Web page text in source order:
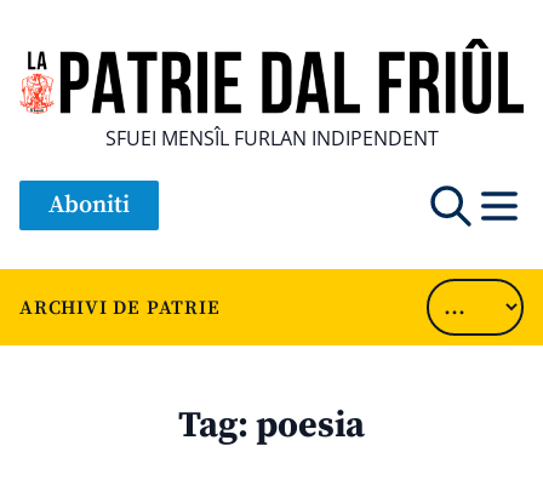
SFUEI MENSÎL FURLAN INDIPENDENT
Aboniti
ARCHIVI DE PATRIE
Tag:poesia